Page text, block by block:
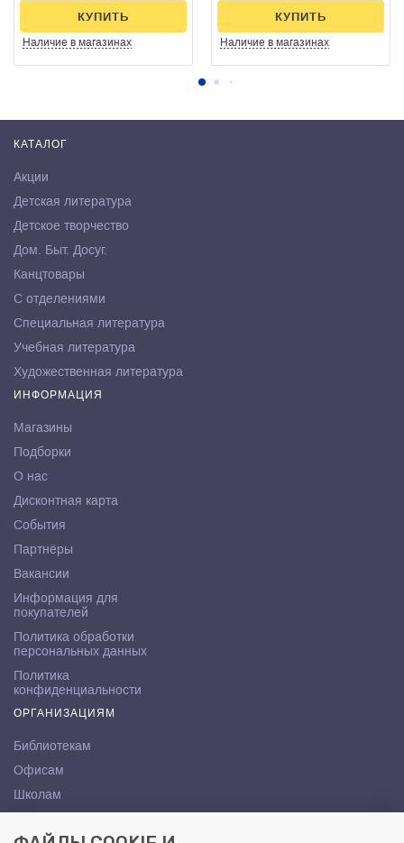
Наличие в магазинах
КУПИТЬ
Наличие в магазинах
КУПИТЬ
КАТАЛОГ
Акции
Детская литература
Детское творчество
Дом. Быт. Досуг.
Канцтовары
С отделениями
Специальная литература
Учебная литература
Художественная литература
ИНФОРМАЦИЯ
Магазины
Подборки
О нас
Дисконтная карта
События
Партнёры
Вакансии
Информация для
покупателей
Политика обработки
персональных данных
Политика
конфиденциальности
ОРГАНИЗАЦИЯМ
Библиотекам
Офисам
Школам